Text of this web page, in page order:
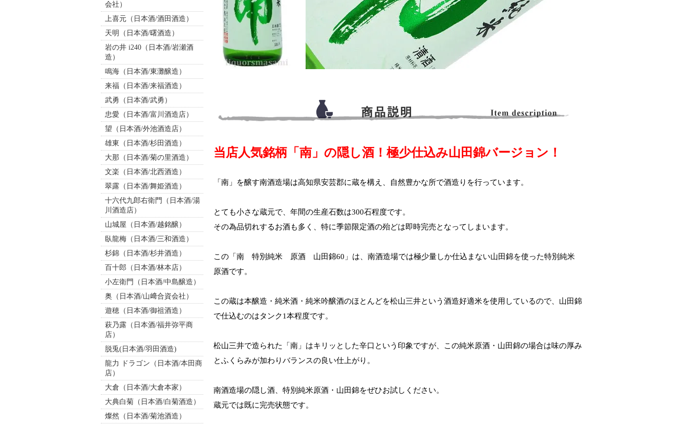
会社）
上喜元（日本酒/酒田酒造）
天明（日本酒/曙酒造）
岩の井 i240（日本酒/岩瀬酒
造）
鳴海（日本酒/東灘醸造）
来福（日本酒/来福酒造）
武勇（日本酒/武勇）
忠愛（日本酒/富川酒造店）
望（日本酒/外池酒造店）
雄東（日本酒/杉田酒造）
大那（日本酒/菊の里酒造）
文楽（日本酒/北西酒造）
翠露（日本酒/舞姫酒造）
十六代九郎右衛門（日本酒/湯
川酒造店）
山城屋（日本酒/越銘醸）
臥龍梅（日本酒/三和酒造）
杉錦（日本酒/杉井酒造）
百十郎（日本酒/林本店）
小左衛門（日本酒/中島醸造）
奥（日本酒/山﨑合資会社）
遊穂（日本酒/御祖酒造）
萩乃露（日本酒/福井弥平商
店）
脱兎(日本酒/羽田酒造)
龍力 ドラゴン（日本酒/本田商
店）
大倉（日本酒/大倉本家）
大典白菊（日本酒/白菊酒造）
燦然（日本酒/菊池酒造）
当店人気銘柄「南」の隠し酒！極少仕込み山田錦バージョン！
「南」を醸す南酒造場は高知県安芸郡に蔵を構え、自然豊かな所で酒造りを行っています。
とても小さな蔵元で、年間の生産石数は300石程度です。
その為品切れするお酒も多く、特に季節限定酒の殆どは即時完売となってしまいます。
この「南 特別純米 原酒 山田錦60」は、南酒造場では極少量しか仕込まない山田錦を使った特別純米
原酒です。
この蔵は本醸造・純米酒・純米吟醸酒のほとんどを松山三井という酒造好適米を使用しているので、山田錦
で仕込むのはタンク1本程度です。
松山三井で造られた「南」はキリッとした辛口という印象ですが、この純米原酒・山田錦の場合は味の厚み
とふくらみが加わりバランスの良い仕上がり。
南酒造場の隠し酒、特別純米原酒・山田錦をぜひお試しください。
蔵元では既に完売状態です。